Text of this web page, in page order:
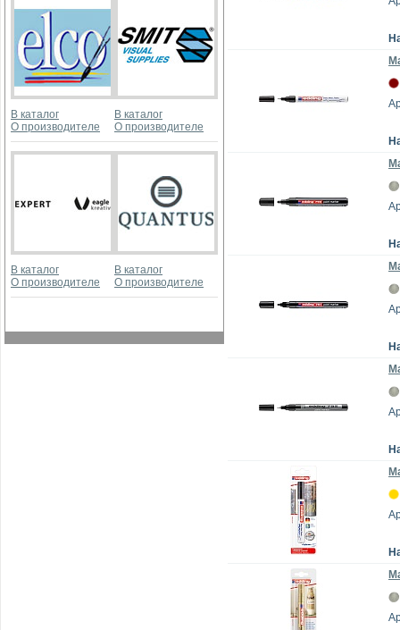
В каталог
О производителе
В каталог
О производителе
В каталог
О производителе
В каталог
О производителе